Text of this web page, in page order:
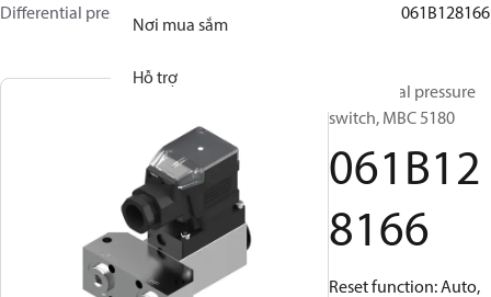
Nơi mua sắm
Hỗ trợ
Differential pressure switches
061B128166
Differential pressure
switch, MBC 5180
061B12
8166
Reset function: Auto,